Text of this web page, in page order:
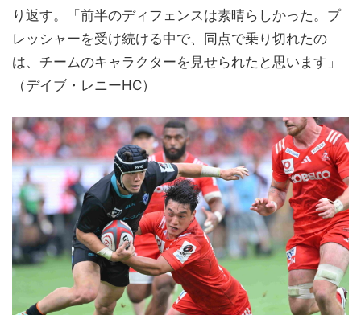
り返す。「前半のディフェンスは素晴らしかった。プ
レッシャーを受け続ける中で、同点で乗り切れたの
は、チームのキャラクターを見せられたと思います」
（デイブ・レニーHC）